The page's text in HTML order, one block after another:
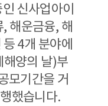
신사업아이
해운금융, 해
4개 분야에
양의 날)부
모기간을 거
했습니다.